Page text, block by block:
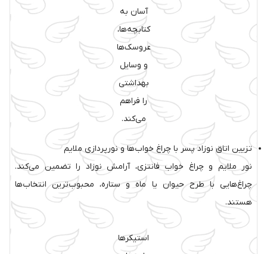
آسان به
کتابچه‌ها،
عروسک‌ها
و وسایل
بهداشتی
را فراهم
می‌کند.
تزیین اتاق نوزاد پسر با چراغ خواب‌ها و نورپردازی ملایم
نور ملایم و چراغ خواب فانتزی، آرامش نوزاد را تضمین می‌کند.
چراغ‌هایی با طرح حیوان یا ماه و ستاره، محبوب‌ترین انتخاب‌ها
هستند.
استیکرها